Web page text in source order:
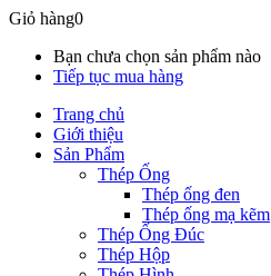
Giỏ hàng0
Bạn chưa chọn sản phẩm nào
Tiếp tục mua hàng
Trang chủ
Giới thiệu
Sản Phẩm
Thép Ống
Thép ống đen
Thép ống mạ kẽm
Thép Ống Đúc
Thép Hộp